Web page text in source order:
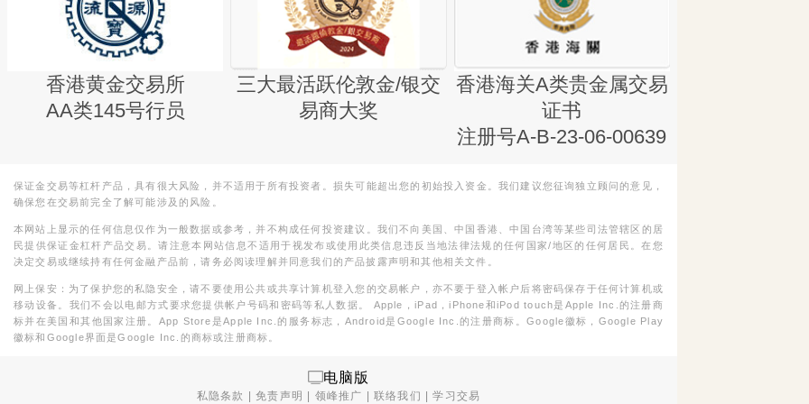
香港黄金交易所
AA类145号行员
三大最活跃伦敦金/银交
易商大奖
香港海关A类贵金属交易
证书
注册号A-B-23-06-00639
保证金交易等杠杆产品，具有很大风险，并不适用于所有投资者。损失可能超出您的初始投入资金。我们建议您征询独立顾问的意见，
确保您在交易前完全了解可能涉及的风险。
本网站上显示的任何信息仅作为一般数据或参考，并不构成任何投资建议。我们不向美国、中国香港、中国台湾等某些司法管辖区的居
民提供保证金杠杆产品交易。请注意本网站信息不适用于视发布或使用此类信息违反当地法律法规的任何国家/地区的任何居民。在您
决定交易或继续持有任何金融产品前，请务必阅读理解并同意我们的产品披露声明和其他相关文件。
网上保安：为了保护您的私隐安全，请不要使用公共或共享计算机登入您的交易帐户，亦不要于登入帐户后将密码保存于任何计算机或
移动设备。我们不会以电邮方式要求您提供帐户号码和密码等私人数据。 Apple，iPad，iPhone和iPod touch是Apple Inc.的注册商
标并在美国和其他国家注册。App Store是Apple Inc.的服务标志，Android是Google Inc.的注册商标。Google徽标，Google Play
徽标和Google界面是Google Inc.的商标或注册商标。
电脑版
私隐条款 |免责声明 | 领峰推广 |联络我们 |学习交易